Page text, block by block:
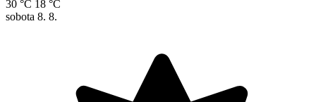
30 °C 18 °C
sobota 8. 8.